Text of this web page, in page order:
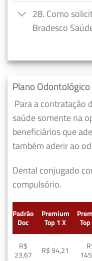
28. Como
Bradesco
Plano
Para a contratação
saúde somente na
beneficiários que
também aderir ao
Dental conjugado
compulsório.
Padrão
Doc
Premium
Top 1 X
R$
23,67
R$ 94,21